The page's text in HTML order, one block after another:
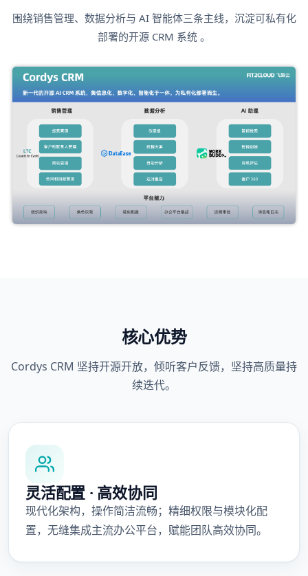
围绕销售管理、数据分析与 AI 智能体三条主线，沉淀可私有化
部署的开源 CRM 系统 。
核心优势
Cordys CRM 坚持开源开放，倾听客户反馈，坚持高质量持
续迭代。
灵活配置 · 高效协同
现代化架构，操作简洁流畅；精细权限与模块化配
置，无缝集成主流办公平台，赋能团队高效协同。